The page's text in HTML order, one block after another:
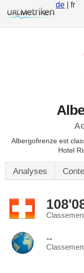
de | fr
Albergofirenze est
Hotel
Analyses
--